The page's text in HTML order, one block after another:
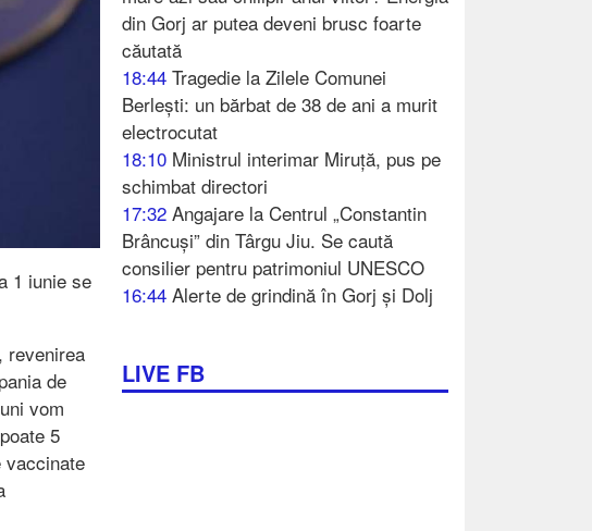
din Gorj ar putea deveni brusc foarte
căutată
18:44 Tragedie la Zilele Comunei
Berlești: un bărbat de 38 de ani a murit
electrocutat
18:10 Ministrul interimar Miruță, pus pe
schimbat directori
17:32 Angajare la Centrul „Constantin
Brâncuși” din Târgu Jiu. Se caută
consilier pentru patrimoniul UNESCO
16:44 Alerte de grindină în Gorj și Dolj
LIVE FB
1 iunie se
revenirea
de
vom
5
vaccinate